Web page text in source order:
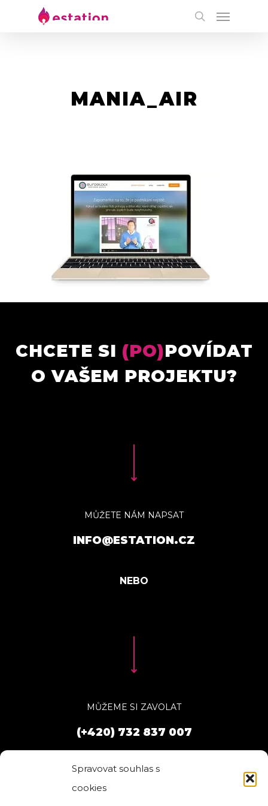
Spravovat souhlas s
cookies
MANIA_AIR
CHCETE SI (PO)POVÍDAT
O VAŠEM PROJEKTU?
MŮŽETE NÁM NAPSAT
INFO@ESTATION.CZ
MŮŽEME SI ZAVOLAT
(+420) 732 837 007